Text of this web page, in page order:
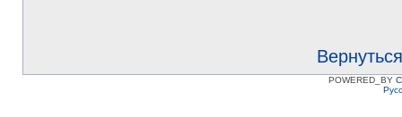
POWERED_BY